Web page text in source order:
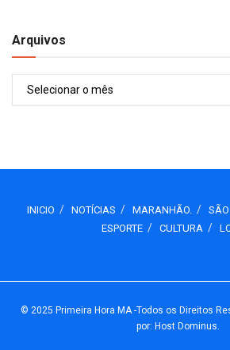
Arquivos
Arquivos
INICIO NOTÍCIAS MARANHÃO.
ESPORTE
CULTURA
© 2025 Primeira Hora MA-Todos os Direitos
por: Host Dominus.